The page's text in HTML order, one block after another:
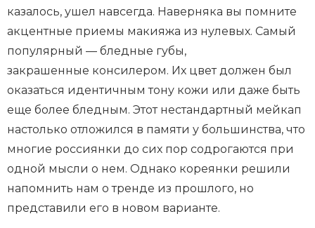
казалось, ушел навсегда. Наверняка вы помните
акцентные приемы макияжа из нулевых. Самый
популярный — бледные губы,
закрашенные консилером. Их цвет должен был
оказаться идентичным тону кожи или даже быть
еще более бледным. Этот нестандартный мейкап
настолько отложился в памяти у большинства, что
многие россиянки до сих пор содрогаются при
одной мысли о нем. Однако кореянки решили
напомнить нам о тренде из прошлого, но
представили его в новом варианте.